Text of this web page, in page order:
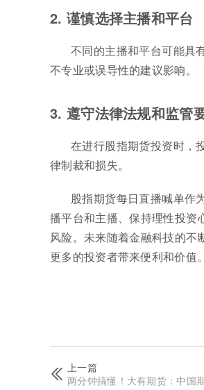
2. 谨慎选择主播和平台
不同的主播和平台可能具
不专业或误导性的建议影响。
3. 遵守法律法规和监管
在进行股指期货投资时，
律制裁和损失。
股指期货每日直播喊单作
播平台和主播、保持理性投资
风险。未来随着金融科技的
更多的投资者带来便利和价值。
上一篇
两分钟搞懂！大有期货：中国